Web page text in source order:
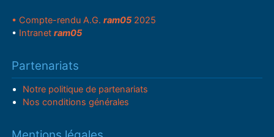
• Compte-rendu A.G.ram05 2025
• Intranetram05
Partenariats
Notre politique de partenariats
Nos conditions générales